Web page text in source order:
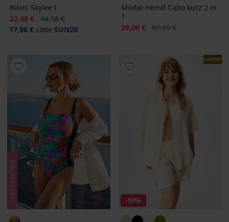
Bikini Skylee I
Rabatt
22,48 € Alter Preis
44,98 €
17,98 € code SUN20
Modal-Hemd Cabo kurz 2 in
1
Rabatt
29,00 € Alter Preis
57,99 €
LIMITED
-50%